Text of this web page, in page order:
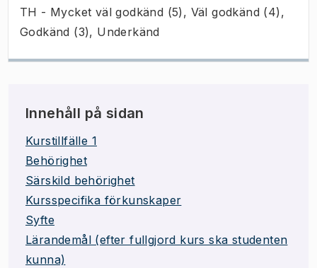
TH - Mycket väl godkänd (5), Väl godkänd (4),
Godkänd (3), Underkänd
Innehåll på sidan
Kurstillfälle 1
Behörighet
Särskild behörighet
Kursspecifika förkunskaper
Syfte
Lärandemål (efter fullgjord kurs ska studenten
kunna)